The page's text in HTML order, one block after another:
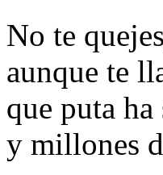
No te
aunque te
que puta
y millones